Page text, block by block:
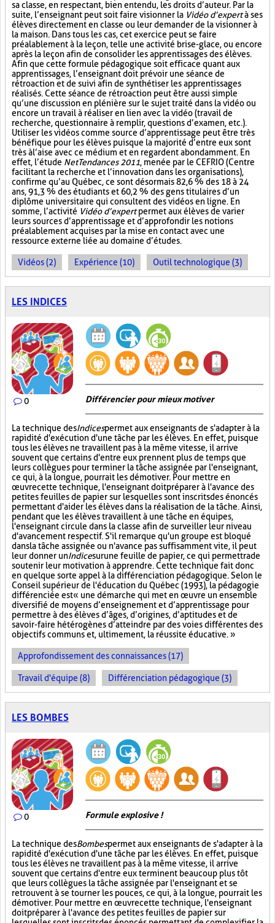
sa classe, en respectant, bien entendu, les droits d’auteur. Par la
suite, l’enseignant peut soit faire visionner la Vidéo d’expertà ses
élèves directement en classe ou leur demander de la visionner à
la maison. Dans tous les cas, cet exercice peut se faire
préalablement à la leçon, telle une activité brise-glace, ou encore
après la leçon afin de consolider les apprentissages des élèves.
Afin que cette formule pédagogique soit efficace quant aux
apprentissages, l’enseignant doit prévoir une séance de
rétroaction et de suivi afin de synthétiser les apprentissages
réalisés. Cette séance de rétroaction peut être aussi simple
qu’une discussion en plénière sur le sujet traité dans la vidéo ou
encore un travail à réaliser en lien avec la vidéo (travail de
recherche, questionnaire à remplir, questions d’examen, etc.).
Utiliser les vidéos comme source d’apprentissage peut être très
bénéfique pour les élèves puisque la majorité d’entre eux sont
très à l’aise avec ce médium et en regardent abondamment. En
effet, l’étude NetTendances 2011, menée par le CEFRIO (Centre
facilitant la recherche et l’innovation dans les organisations),
confirme qu’au Québec, ce sont désormais 82,6 % des 18 à 24
ans, 91,3 % des étudiants et 60,2 % des gens titulaires d’un
diplôme universitaire qui consultent des vidéos en ligne. En
somme, l’activité Vidéo d’expertpermet aux élèves de varier
leurs sources d’apprentissage et d’approfondir les notions
préalablement acquises par la mise en contact avec une
ressource externe liée au domaine d’études.
Vidéos (2) Expérience (10) Outil technologique (3)
LES INDICES
0 Différencier pour mieux motiver
La technique desIndicespermet aux enseignants de s'adapter à la
rapidité d'exécution d'une tâche par les élèves. En effet, puisque
tous les élèves ne travaillent pas à la même vitesse, il arrive
souvent que certains d'entre eux prennent plus de temps que
leurs collègues pour terminer la tâche assignée par l'enseignant,
ce qui, à la longue, pourrait les démotiver. Pour mettre en
œuvre cette technique, l'enseignant doit préparer à l'avance des
petites feuilles de papier sur lesquelles sont inscrits des énoncés
permettant d'aider les élèves dans la réalisation de la tâche. Ainsi,
pendant que les élèves travaillent à une tâche en équipes,
l'enseignant circule dans la classe afin de surveiller leur niveau
d'avancement respectif. S'il remarque qu'un groupe est bloqué
dans la tâche assignée ou n'avance pas suffisamment vite, il peut
leur donner unIndicesurune feuille de papier, ce qui permettra de
soutenir leur motivation à apprendre. Cette technique fait donc
en quelque sorte appel à la différenciation pédagogique. Selon le
Conseil supérieur de l'éducation du Québec (1993), la pédagogie
différenciée est « une démarche qui met en œuvre un ensemble
diversifié de moyens d’enseignement et d’apprentissage pour
permettre à des élèves d’âges, d’origines, d’aptitudes et de
savoir-faire hétérogènes d’atteindre par des voies différentes des
objectifs communs et, ultimement, la réussite éducative. »
Approfondissement des connaissances (17)
Travail d'équipe (8) Différenciation pédagogique (3)
LES BOMBES
0 Formule explosive !
La technique desBombespermet aux enseignants de s'adapter à la
rapidité d'exécution d'une tâche par les élèves. En effet, puisque
tous les élèves ne travaillent pas à la même vitesse, il arrive
souvent que certains d'entre eux terminent beaucoup plus tôt
que leurs collègues la tâche assignée par l'enseignant et se
retrouvent à se tourner les pouces, ce qui, à la longue, pourrait les
démotiver. Pour mettre en œuvre cette technique, l'enseignant
doit préparer à l'avance des petites feuilles de papier sur